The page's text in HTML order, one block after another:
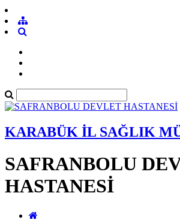
KARABÜK İL SAĞLIK
SAFRANBOLU
HASTANESİ